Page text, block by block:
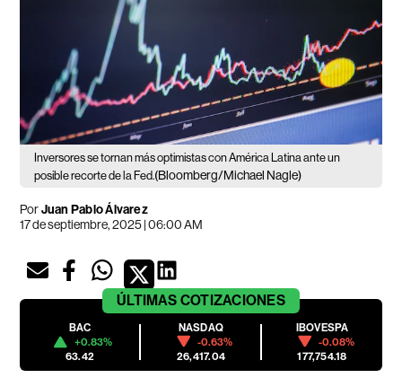
Inversores se tornan más optimistas con América Latina ante un
posible recorte de la Fed.(Bloomberg/Michael Nagle)
PorJuan Pablo Álvarez
17 de septiembre, 2025 | 06:00 AM
ÚLTIMAS COTIZACIONES
BAC
+0.83%
63.42
NASDAQ
-0.63%
26,417.04
IBOVESPA
-0.08%
177,754.18